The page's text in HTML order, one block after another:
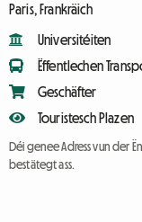
Paris, Frankräich
Universitéiten
Ëffentlechen
Geschäfter
Touristesch Plazen
Déi genee Adress vun der
bestätegt ass.